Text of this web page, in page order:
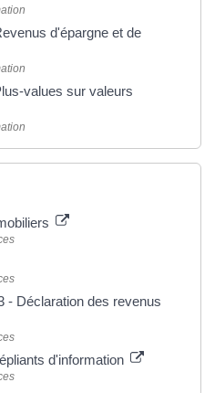
d'épargne et de
values sur valeurs
- Déclaration des revenus
d'information